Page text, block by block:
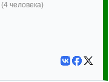
(4 человека)